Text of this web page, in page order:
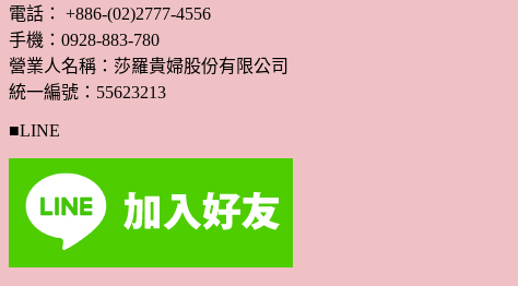
電話： +886-(02)2777-4556
手機：0928-883-780
營業人名稱：莎羅貴婦股份有限公司
統一編號：55623213
■LINE